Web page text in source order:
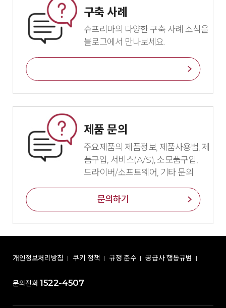
구축 사례
슈프리마의 다양한 구축 사례 소식을
블로그에서 만나보세요.
제품 문의
주요제품의 제품정보, 제품사용법, 제
품구입, 서비스(A/S), 소모품구입,
드라이버/소프트웨어, 기타 문의
문의하기
개인정보처리방침 쿠키 정책 규정 준수 공급사 행동규범
문의전화 1522-4507